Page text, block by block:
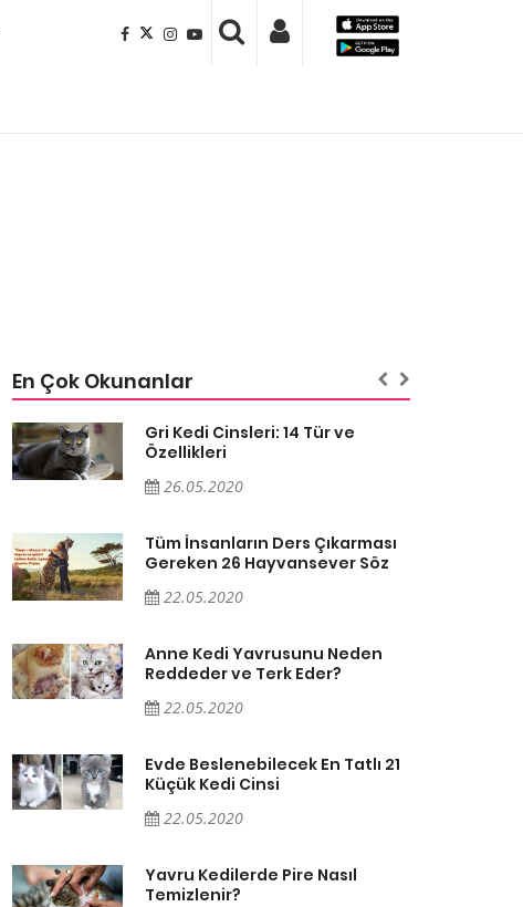
En Çok Okunanlar
Gri Kedi Cinsleri: 14 Tür ve
Özellikleri
26.05.2020
Tüm İnsanların Ders Çıkarması
Gereken 26 Hayvansever Söz
22.05.2020
Anne Kedi Yavrusunu Neden
Reddeder ve Terk Eder?
22.05.2020
Evde Beslenebilecek En Tatlı 21
Küçük Kedi Cinsi
22.05.2020
Yavru Kedilerde Pire Nasıl
Temizlenir?